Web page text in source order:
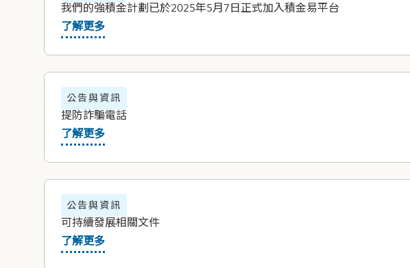
我們的強積金計劃已於2025年5月7日正式加入積金易平台
了解更多
公告與資訊
提防詐騙電話
了解更多
公告與資訊
可持續發展相關文件
了解更多